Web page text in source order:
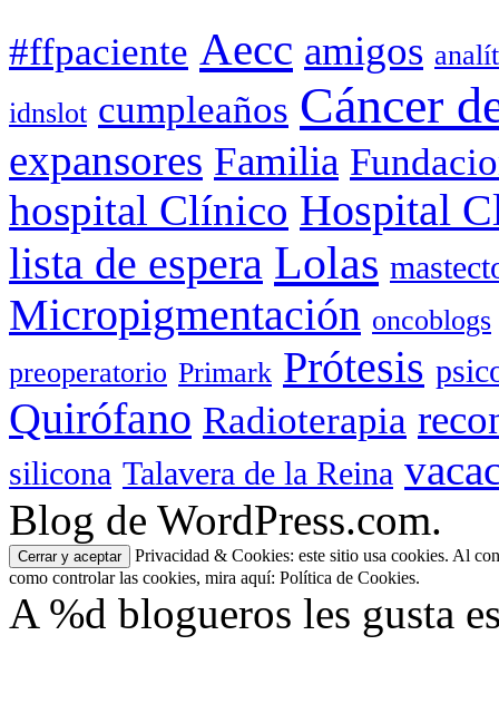
#ffpaciente Aecc amigos
idnslot cumpleaños Cáncer
expansores Familia
hospital Clínico Hospital
lista de espera Lolas
Micropigmentación oncoblogs
preoperatorio Primark Prótesis
Quirófano Radioterapia
silicona Talavera de la Reina
Blog de WordPress.com.
Privacidad & Cookies: este sitio usa cookies. Al
como controlar las cookies, mira aquí: Política de Cookies.
A %d blogueros les gusta